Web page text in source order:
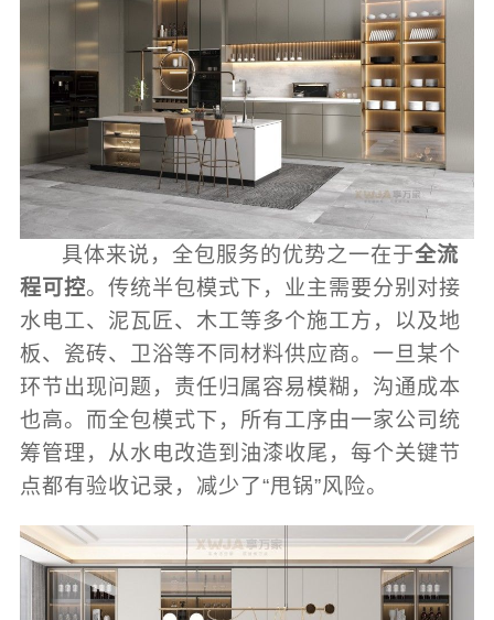
具体来说，全包服务的优势之一在于全流
程可控。传统半包模式下，业主需要分别对接
水电工、泥瓦匠、木工等多个施工方，以及地
板、瓷砖、卫浴等不同材料供应商。一旦某个
环节出现问题，责任归属容易模糊，沟通成本
也高。而全包模式下，所有工序由一家公司统
筹管理，从水电改造到油漆收尾，每个关键节
点都有验收记录，减少了“甩锅”风险。